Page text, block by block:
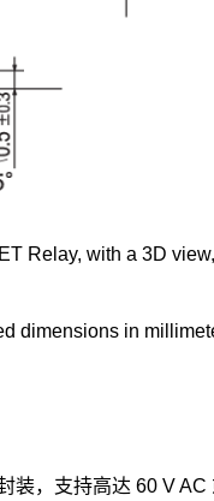
，支持高达 60 V